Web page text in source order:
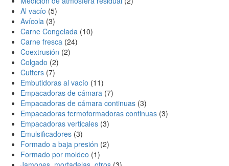
Al vacío (5)
Avícola (3)
Carne Congelada (10)
Carne fresca (24)
Coextrusión (2)
Colgado (2)
Cutters (7)
Embutidoras al vacío (11)
Empacadoras de cámara (7)
Empacadoras de cámara continuas (3)
Empacadoras termoformadoras continuas (3)
Empacadoras verticales (3)
Emulsificadores (3)
Formado a baja presión (2)
Formado por moldeo (1)